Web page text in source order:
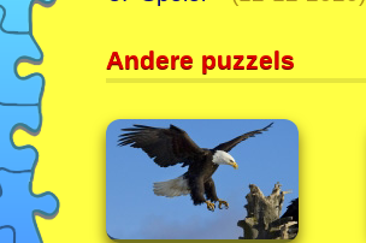
Andere puzzels